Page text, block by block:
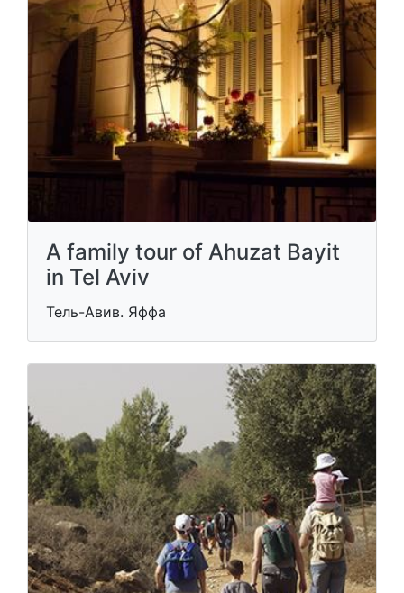
A family tour of Ahuzat Bayit
in Tel Aviv
Тель-Авив. Яффа